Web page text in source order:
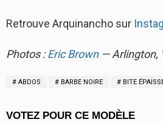
Retrouve Arquinancho sur
Photos :Eric Brown— Arlington,
ABDOS BARBE NOIRE BITE
VOTEZ POUR CE MODÈLE